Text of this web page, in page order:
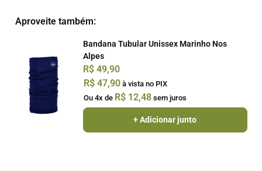
Aproveite também:
Bandana Tubular Unissex Marinho Nos
Alpes
R$ 49,90
R$ 47,90à vista no PIX
Ou 4x de R$ 12,48sem juros
+ Adicionar junto